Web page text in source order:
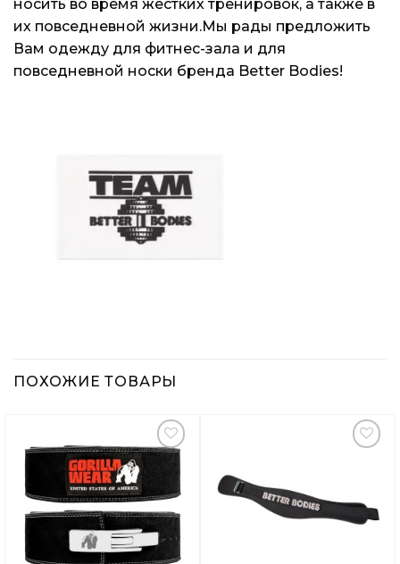
носить во время жестких тренировок, а также в
их повседневной жизни.Мы рады предложить
Вам одежду для фитнес-зала и для
повседневной носки бренда Better Bodies!
ПОХОЖИЕ ТОВАРЫ
Добавить
Вишлист
Вишлист